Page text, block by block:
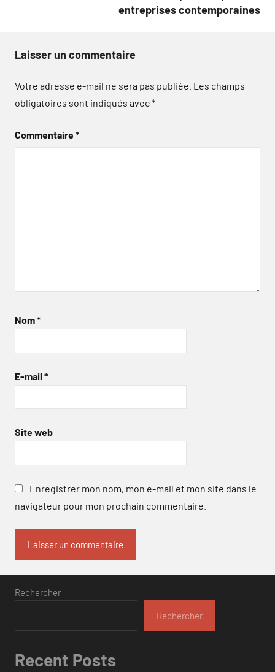
entreprises contemporaines
Laisser un commentaire
Votre adresse e-mail ne sera pas publiée. Les champs
obligatoires sont indiqués avec*
Commentaire*
Nom*
E-mail *
Site web
Enregistrer mon nom, mon e-mail et mon site dans le
navigateur pour mon prochain commentaire.
Rechercher
Rechercher
Recent Posts